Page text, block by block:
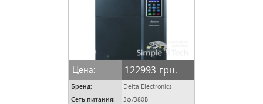
Цена: 122993 грн.
Бренд: Delta Electronics
Сеть питания: 3ф/380В